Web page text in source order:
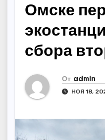
Омске
сбора
От admin
НОЯ 18,